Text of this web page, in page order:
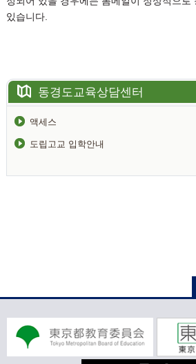
있습니다.
동경도교육상담센터
액세스
도립고교 입학안내